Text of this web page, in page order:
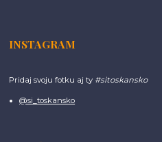
INSTAGRAM
Pridaj svoju fotku aj ty #sitoskansko
@si_toskansko